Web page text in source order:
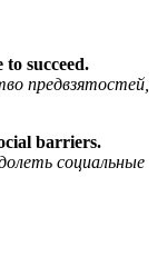
succeed.
предвзятостей,
barriers.
социальные